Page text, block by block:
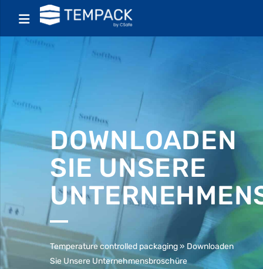
DOWNLOADEN
SIE UNSERE
Temperature controlled packaging» Downloaden
Sie Unsere Unternehmensbroschüre